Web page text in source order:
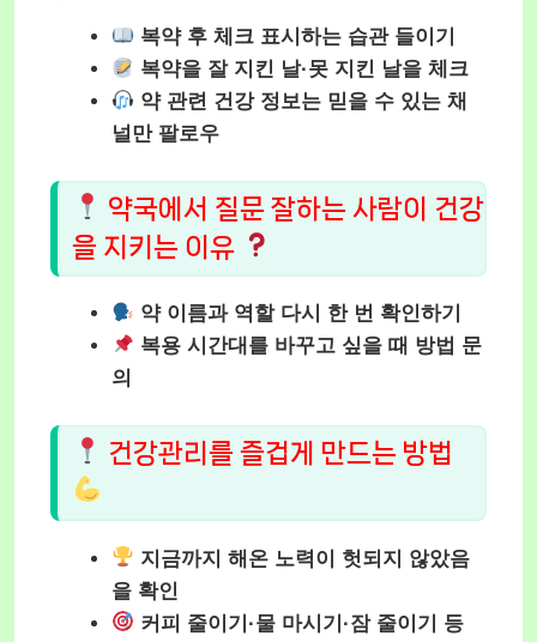
복약 후 체크 표시하는 습관 들이기
복약을 잘 지킨 날·못 지킨 날을 체크
약 관련 건강 정보는 믿을 수 있는 채
널만 팔로우
약국에서 질문 잘하는 사람이 건강
을 지키는 이유
약 이름과 역할 다시 한 번 확인하기
복용 시간대를 바꾸고 싶을 때 방법 문
의
건강관리를 즐겁게 만드는 방법
지금까지 해온 노력이 헛되지 않았음
을 확인
커피 줄이기·물 마시기·잠 줄이기 등